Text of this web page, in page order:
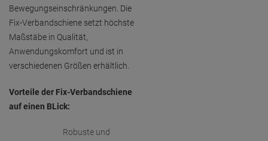
Bewegungseinschränkungen. Die
Fix-Verbandschiene setzt höchste
Maßstäbe in Qualität,
Anwendungskomfort und ist in
verschiedenen Größen erhältlich.
Vorteile der Fix-Verbandschiene
auf einen BLick:
Robuste und